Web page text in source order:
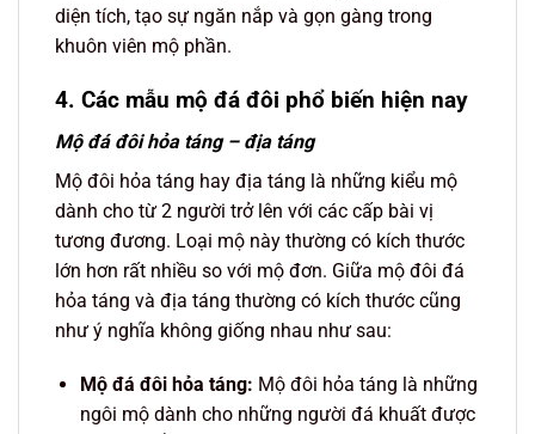
diện tích, tạo sự ngăn nắp và gọn gàng trong
khuôn viên mộ phần.
4. Các mẫu mộ đá đôi phổ biến hiện nay
Mộ đá đôi hỏa táng – địa táng
Mộ đôi hỏa táng hay địa táng là những kiểu mộ
dành cho từ 2 người trở lên với các cấp bài vị
tương đương. Loại mộ này thường có kích thước
lớn hơn rất nhiều so với mộ đơn. Giữa mộ đôi đá
hỏa táng và địa táng thường có kích thước cũng
như ý nghĩa không giống nhau như sau:
Mộ đá đôi hỏa táng: Mộ đôi hỏa táng là những
ngôi mộ dành cho những người đá khuất được